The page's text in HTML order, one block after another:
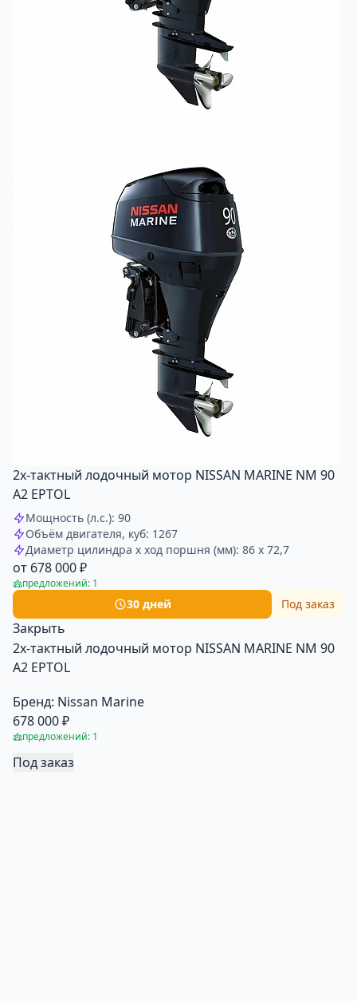
2х-тактный лодочный мотор NISSAN MARINE NM 90
A2 EPTOL
Мощность (л.с.): 90
Объём двигателя, куб: 1267
Диаметр цилиндра x ход поршня (мм): 86 x 72,7
от 678 000 ₽
предложений: 1
30 дней Под заказ
Закрыть
2х-тактный лодочный мотор NISSAN MARINE NM 90
A2 EPTOL
Бренд: Nissan Marine
678 000 ₽
предложений: 1
Под заказ